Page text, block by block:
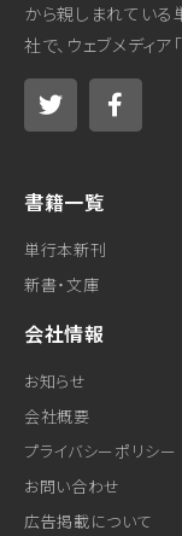
から親しまれてい
社で、ウェブメディ
書籍一覧
単行本新刊
新書・文庫
会社情報
お知らせ
会社概要
プライバシーポリシー
お問い合わせ
広告掲載について